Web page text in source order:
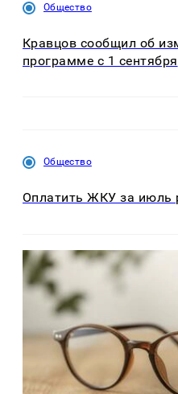
Общество
Кравцов сообщил об
программе с 1 сентября
Общество
Оплатить ЖКУ за июль